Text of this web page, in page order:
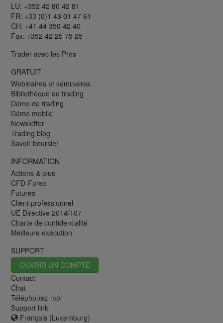
LU: +352 42 80 42 81
FR: +33 (0)1 48 01 47 61
CH: +41 44 350 42 40
Fax: +352 42 25 75 25
Trader avec les Pros
GRATUIT
Webinaires et séminaires
Bibliothèque de trading
Démo de trading
Démo mobile
Newsletter
Trading blog
Savoir boursier
INFORMATION
Actions & plus
CFD-Forex
Futures
Client professionnel
UE Directive 2014/107
Charte de confidentialité
Meilleure exécution
SUPPORT
OUVRIR UN COMPTE
Contact
Chat
Téléphonez-moi
Support link
Français (Luxemburg)